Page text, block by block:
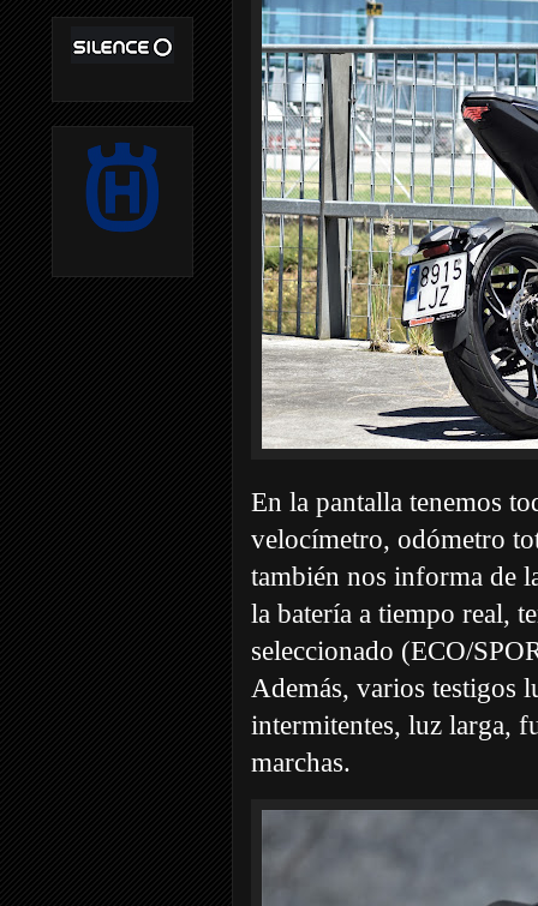
En la pantalla tenemos
velocímetro, odómetro
también nos informa de
la batería a tiempo real,
seleccionado (ECO/
Además, varios testigos
intermitentes, luz larga,
marchas.